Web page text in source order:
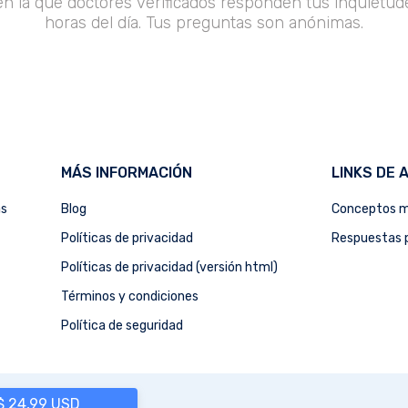
horas del día. Tus preguntas son anónimas.
24,99 USD
MÁS INFORMACIÓN
Blog
Políticas de privacidad
Políticas de privacidad (versión html)
Términos y condiciones
Política de seguridad
LINKS DE
Conceptos
Respuestas